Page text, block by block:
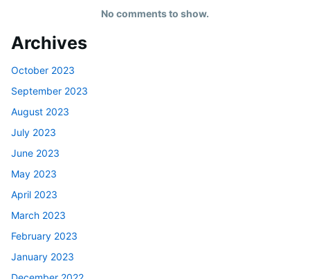
No comments to show.
Archives
October 2023
September 2023
August 2023
July 2023
June 2023
May 2023
April 2023
March 2023
February 2023
January 2023